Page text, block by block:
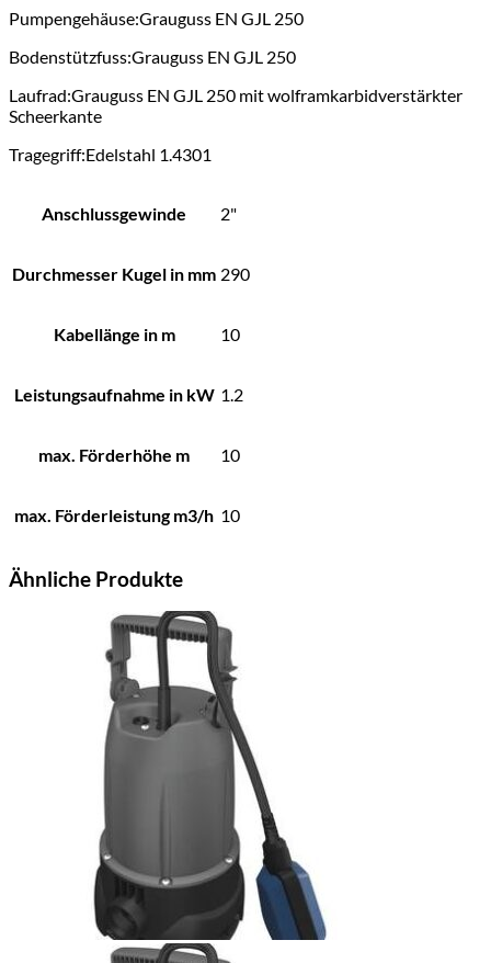
Pumpengehäuse:Grauguss EN GJL 250
Bodenstützfuss:Grauguss EN GJL 250
Laufrad:Grauguss EN GJL 250 mit wolframkarbidverstärkter
Scheerkante
Tragegriff:Edelstahl 1.4301
Anschlussgewinde 2"
Durchmesser Kugel in mm 290
Kabellänge in m 10
Leistungsaufnahme in kW 1.2
max. Förderhöhe m 10
max. Förderleistung m3/h 10
Ähnliche Produkte